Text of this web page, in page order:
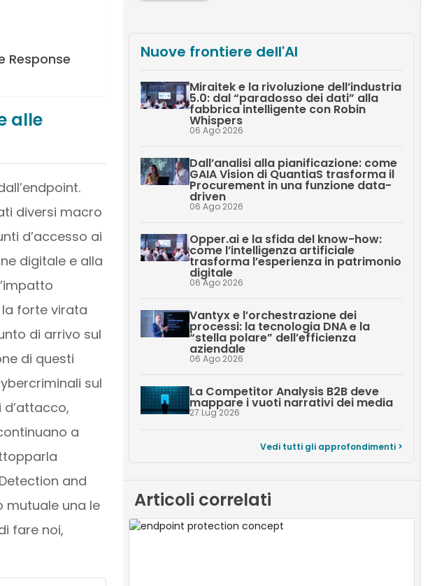
Response
alle
diversi macro
d’accesso ai
digitale e alla
forte virata
di arrivo sul
di questi
sul
a
and
mutuale una le
fare noi,
Nuove frontiere dell'AI
Miraitek e la rivoluzione dell’industria
5.0: dal “paradosso dei dati” alla
fabbrica intelligente con Robin
Whispers
06 Ago 2026
Dall’analisi alla pianificazione: come
GAIA Vision di QuantiaS trasforma il
Procurement in una funzione data-
driven
06 Ago 2026
Opper.ai e la sfida del know-how:
come l’intelligenza artificiale
trasforma l’esperienza in patrimonio
digitale
06 Ago 2026
Vantyx e l’orchestrazione dei
processi: la tecnologia DNA e la
“stella polare” dell’efficienza
aziendale
06 Ago 2026
La Competitor Analysis B2B deve
mappare i vuoti narrativi dei media
27 Lug 2026
Vedi tutti gli approfondimenti >
Articoli correlati